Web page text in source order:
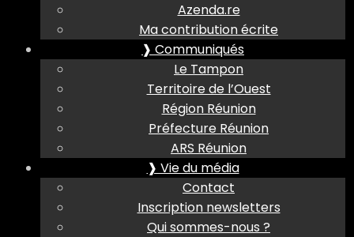
Azenda.re
Ma contribution écrite
❱ Communiqués
Le Tampon
Territoire de l’Ouest
Région Réunion
Préfecture Réunion
ARS Réunion
❱ Vie du média
Contact
Inscription newsletters
Qui sommes-nous ?